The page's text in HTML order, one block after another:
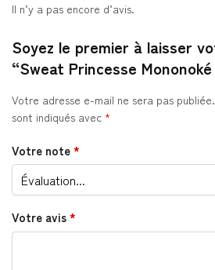
Il n’y a pas encore d’avis.
Soyez le premier à laisser
“Sweat Princesse
Votre adresse e-mail ne sera pas publiée.
sont indiqués avec *
Votre note*
Votre avis*